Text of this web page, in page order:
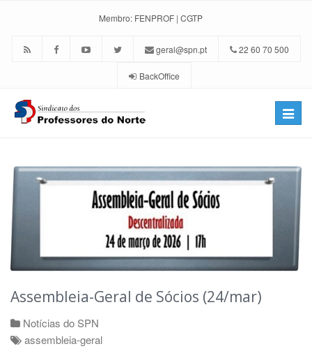
Membro: FENPROF | CGTP
geral@spn.pt 22 60 70 500
BackOffice
Toggle
Assembleia-Geral de Sócios (24/mar)
Notícias do SPN
assembleia-geral